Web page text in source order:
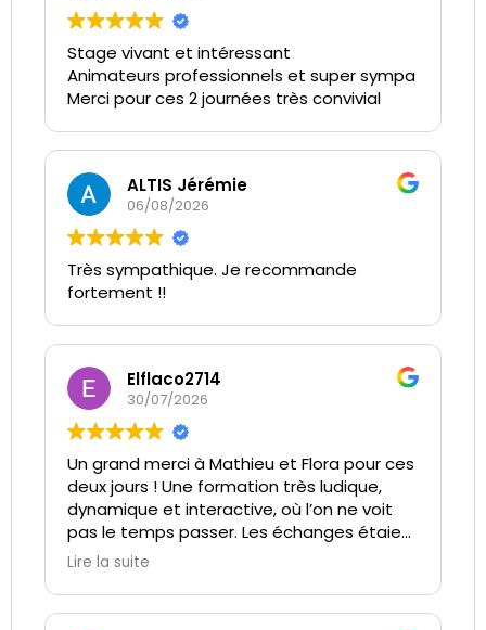
Stage vivant et intéressant
Animateurs professionnels et super sympa
Merci pour ces 2 journées très convivial
ALTIS Jérémie
06/08/2026
Très sympathique. Je recommande
fortement !!
Elflaco2714
30/07/2026
Un grand merci à Mathieu et Flora pour ces
deux jours ! Une formation très ludique,
dynamique et interactive, où l’on ne voit
pas le temps passer. Les échanges étaient
intéressants, l’ambiance au top, et on
+4 pts sur le permis bingo
Lire la suite